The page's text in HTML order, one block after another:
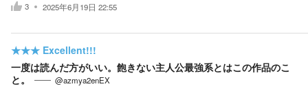
3 2025年6月19日 22:55
★★★ Excellent!!!
一度は読んだ方がいい。飽きない主人公最強系とはこの作品のこ
と。
@azmya2enEX